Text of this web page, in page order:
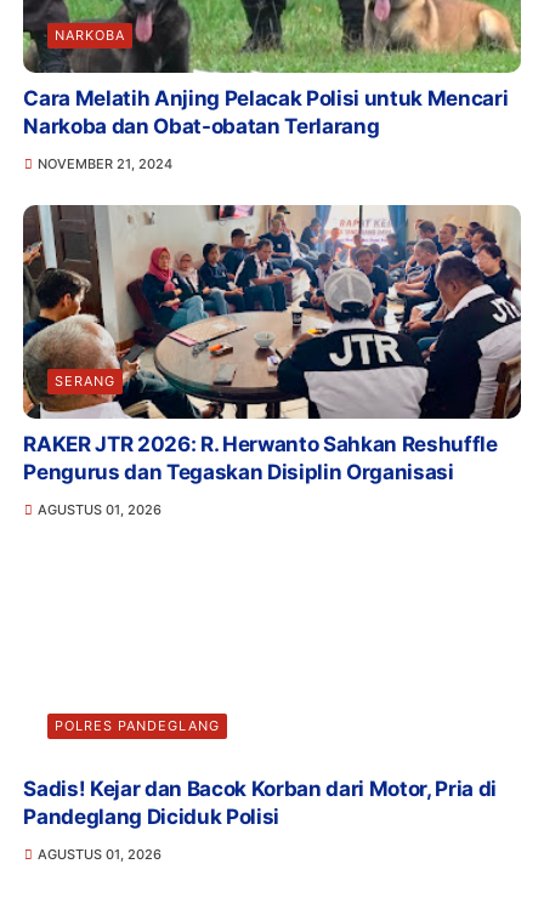
NARKOBA
Cara Melatih Anjing Pelacak Polisi untuk Mencari
Narkoba dan Obat-obatan Terlarang
NOVEMBER 21, 2024
SERANG
RAKER JTR 2026: R. Herwanto Sahkan Reshuffle
Pengurus dan Tegaskan Disiplin Organisasi
AGUSTUS 01, 2026
POLRES PANDEGLANG
Sadis! Kejar dan Bacok Korban dari Motor, Pria di
Pandeglang Diciduk Polisi
AGUSTUS 01, 2026